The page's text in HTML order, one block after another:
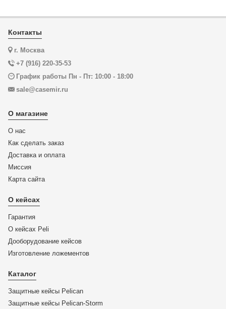
Контакты
г. Москва
+7 (916) 220-35-53
График работы Пн - Пт: 10:00 - 18:00
sale@casemir.ru
О магазине
О нас
Как сделать заказ
Доставка и оплата
Миссия
Карта сайта
О кейсах
Гарантия
О кейсах Peli
Дооборудование кейсов
Изготовление ложементов
Каталог
Защитные кейсы Pelican
Защитные кейсы Pelican-Storm